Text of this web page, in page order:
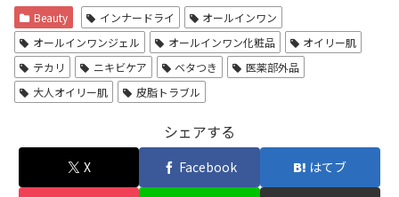
Beauty インナードライ
オールインワン
オールインワンジェル
オールインワン化粧品
オイリー肌
テカリ
ニキビケア ベタつき
医薬部外品
大人オイリー肌
皮脂トラブル
シェアする
X Facebook はてブ